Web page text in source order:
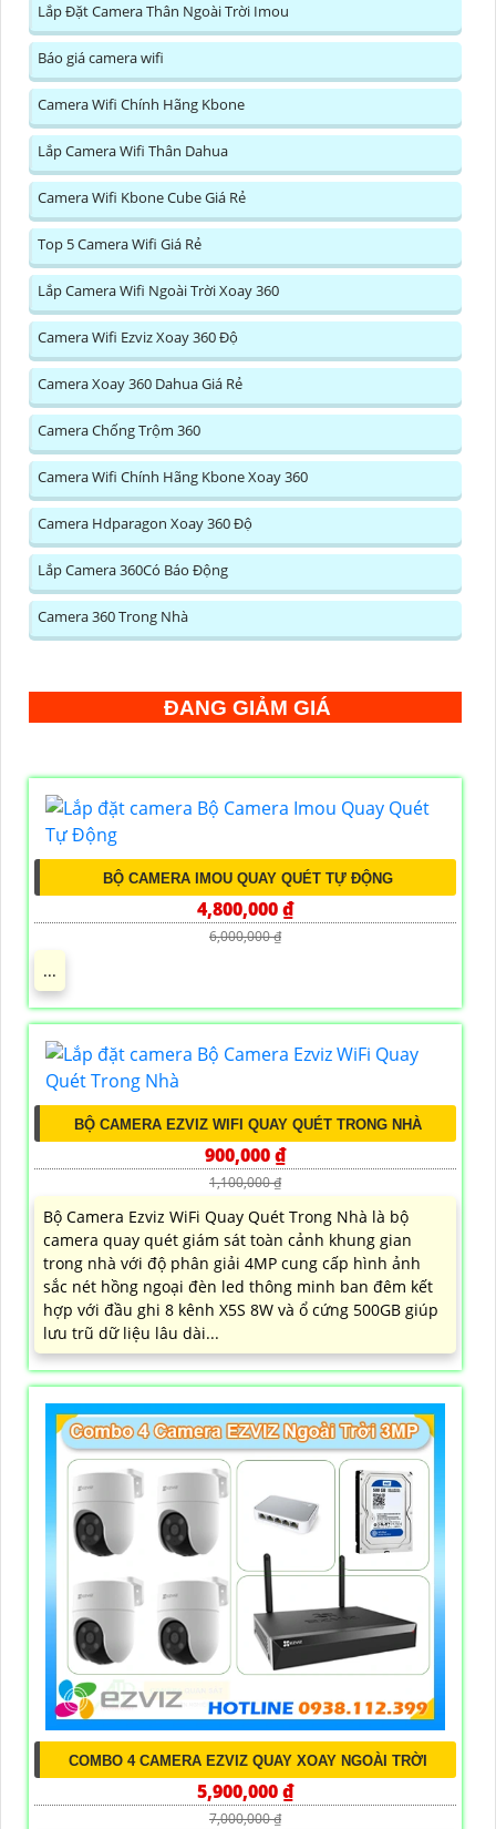
Lắp Đặt Camera Thân Ngoài Trời Imou
Báo giá camera wifi
Camera Wifi Chính Hãng Kbone
Lắp Camera Wifi Thân Dahua
Camera Wifi Kbone Cube Giá Rẻ
Top 5 Camera Wifi Giá Rẻ
Lắp Camera Wifi Ngoài Trời Xoay 360
Camera Wifi Ezviz Xoay 360 Độ
Camera Xoay 360 Dahua Giá Rẻ
Camera Chống Trộm 360
Camera Wifi Chính Hãng Kbone Xoay 360
Camera Hdparagon Xoay 360 Độ
Lắp Camera 360Có Báo Động
Camera 360 Trong Nhà
ĐANG GIẢM GIÁ
BỘ CAMERA IMOU QUAY QUÉT TỰ ĐỘNG
4,800,000 ₫
6,000,000 ₫
...
BỘ CAMERA EZVIZ WIFI QUAY QUÉT TRONG NHÀ
900,000 ₫
1,100,000 ₫
Bộ Camera Ezviz WiFi Quay Quét Trong Nhà là bộ
camera quay quét giám sát toàn cảnh khung gian
trong nhà với độ phân giải 4MP cung cấp hình ảnh
sắc nét hồng ngoại đèn led thông minh ban đêm kết
hợp với đầu ghi 8 kênh X5S 8W và ổ cứng 500GB giúp
lưu trũ dữ liệu lâu dài...
COMBO 4 CAMERA EZVIZ QUAY XOAY NGOÀI TRỜI
5,900,000 ₫
7,000,000 ₫